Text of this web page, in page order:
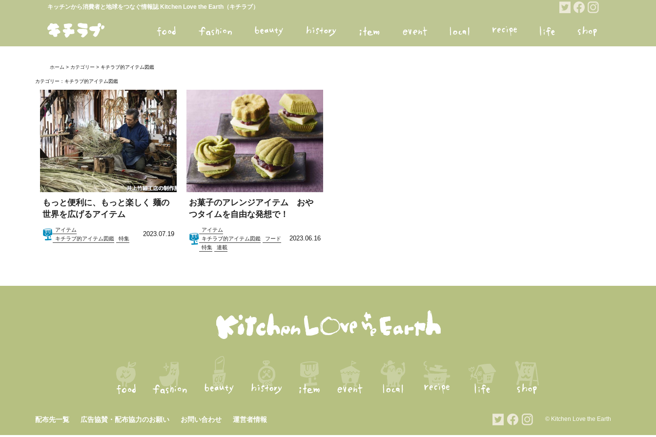
キッチンから消費者と地球をつなぐ情報誌 Kitchen Love the Earth（キチラブ）
ホーム > カテゴリー > キチラブ的アイテム図鑑
カテゴリー： キチラブ的アイテム図鑑
もっと便利に、もっと楽しく 麺の
世界を広げるアイテム
アイテム
キチラブ的アイテム図鑑
特集
2023.07.19
お菓子のアレンジアイテム おや
つタイムを自由な発想で！
アイテム
キチラブ的アイテム図鑑
フード
特集
連載
2023.06.16
配布先一覧 広告協賛・配布協力のお願い お問い合わせ 運営者情報 © Kitchen Love the Earth